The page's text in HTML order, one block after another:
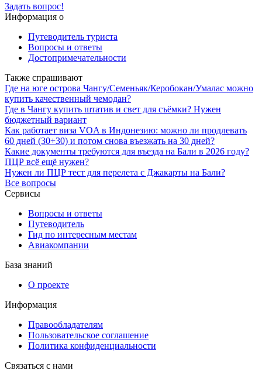
Задать вопрос!
Информация о
Путеводитель туриста
Вопросы и ответы
Достопримечательности
Также спрашивают
Где на юге острова Чангу/Семеньяк/Керобокан/Умалас можно
купить качественный чемодан?
Где в Чангу купить штатив и свет для съёмки? Нужен
бюджетный вариант
Как работает виза VOA в Индонезию: можно ли продлевать
60 дней (30+30) и потом снова въезжать на 30 дней?
Какие документы требуются для въезда на Бали в 2026 году?
ПЦР всё ещё нужен?
Нужен ли ПЦР тест для перелета с Джакарты на Бали?
Все вопросы
Сервисы
Вопросы и ответы
Путеводитель
Гид по интересным местам
Авиакомпании
База знаний
О проекте
Информация
Правообладателям
Пользовательское соглашение
Политика конфиденциальности
Связаться с нами